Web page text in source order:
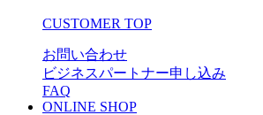
CUSTOMER TOP
お問い合わせ
ビジネスパートナー申し込み
FAQ
ONLINE SHOP